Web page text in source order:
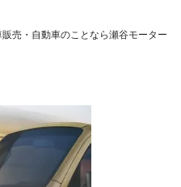
売・自動車のことなら瀬谷モーター